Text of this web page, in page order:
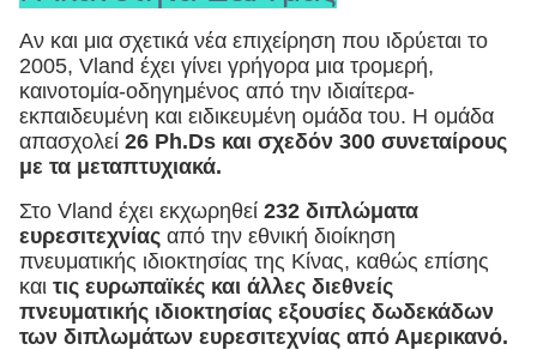
Αν και μια σχετικά νέα επιχείρηση που ιδρύεται το
2005, Vland έχει γίνει γρήγορα μια τρομερή,
καινοτομία-οδηγημένος από την ιδιαίτερα-
εκπαιδευμένη και ειδικευμένη ομάδα του. Η ομάδα
απασχολεί 26 Ph.Ds και σχεδόν 300 συνεταίρους
με τα μεταπτυχιακά.
Στο Vland έχει εκχωρηθεί 232 διπλώματα
ευρεσιτεχνίας από την εθνική διοίκηση
πνευματικής ιδιοκτησίας της Κίνας, καθώς επίσης
και τις ευρωπαϊκές και άλλες διεθνείς
πνευματικής ιδιοκτησίας εξουσίες δωδεκάδων
των διπλωμάτων ευρεσιτεχνίας από Αμερικανό.